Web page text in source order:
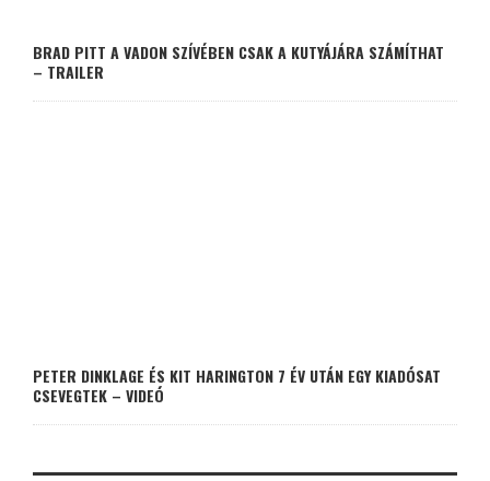
BRAD PITT A VADON SZÍVÉBEN CSAK A KUTYÁJÁRA SZÁMÍTHAT
– TRAILER
PETER DINKLAGE ÉS KIT HARINGTON 7 ÉV UTÁN EGY KIADÓSAT
CSEVEGTEK – VIDEÓ